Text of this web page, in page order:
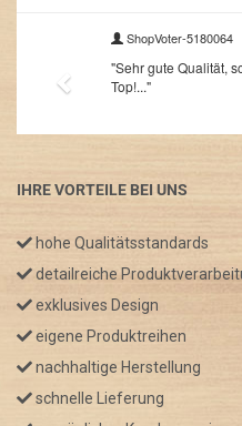
IHRE VORTEILE BEI UNS
hohe Qualitätsstandards
detailreiche
exklusives Design
eigene Produktreihen
nachhaltige Herstellung
schnelle Lieferung